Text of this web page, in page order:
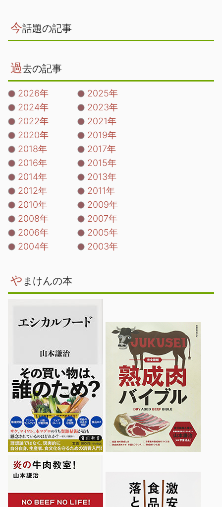
今話題の記事
過去の記事
2026年
2025年
2024年
2023年
2022年
2021年
2020年
2019年
2018年
2017年
2016年
2015年
2014年
2013年
2012年
2011年
2010年
2009年
2008年
2007年
2006年
2005年
2004年
2003年
や まけんの本